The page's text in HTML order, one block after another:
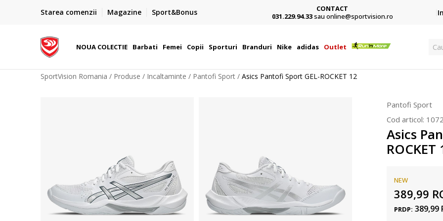
Starea comenzii Magazine Sport&Bonus
Plateste cu cardul in siguranta prin WSPay - Visa, MasterCard,
CONTACT
031.229.94.33sau online@sportvision.ro
NOUA COLECTIE Barbati Femei Copii Sporturi Branduri Nike adidas Outlet
SportVision Romania Produse Incaltaminte Pantofi Sport Asics Pantofi Sport GEL-ROCKET 12
Pantofi Sport
Cod articol:
Asics
ROCKET
NEW
389,99
PRDP: 389,99